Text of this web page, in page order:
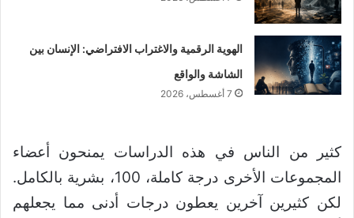
الهوية الرقمية والاغتراب الافتراضي: الإنسان بين
الشاشة والواقع
7 أغسطس، 2026
كثير من الناس في هذه الدراسات يمنحون أعضاء
المجموعات الأخرى درجة كاملة، 100، بشرية بالكامل.
لكن كثيرين آخرين يعطون درجات أدنى مما يجعلهم